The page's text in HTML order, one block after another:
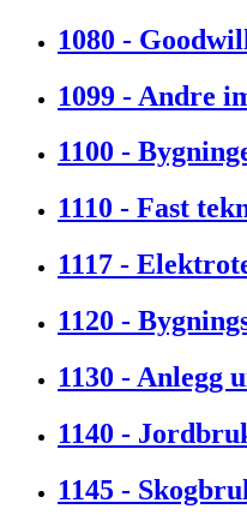
1080 -
1099 - Andre
1100 -
1110 - Fast
1117 -
1120 -
1130 - Anlegg
1140 -
1145 -